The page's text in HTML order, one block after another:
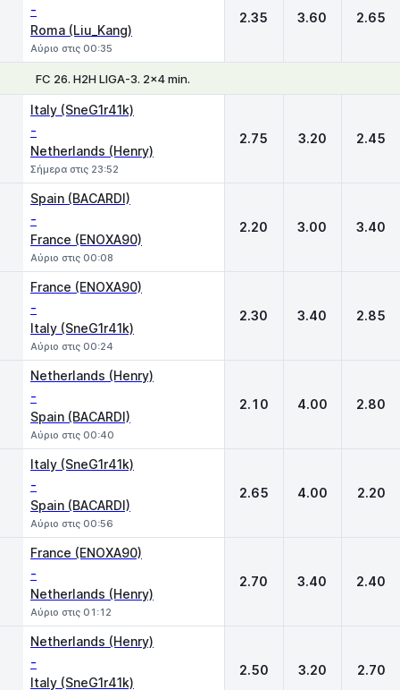
-
Roma (Liu_Kang)
Αύριο στις 00:35
2.35 3.60 2.65
FC 26. H2H LIGA-3. 2x4 min.
Italy (SneG1r41k)
-
Netherlands (Henry)
Σήμερα στις 23:52
2.75 3.20 2.45
Spain (BACARDI)
-
France (ENOXA90)
Αύριο στις 00:08
2.20 3.00 3.40
France (ENOXA90)
-
Italy (SneG1r41k)
Αύριο στις 00:24
2.30 3.40 2.85
Netherlands (Henry)
-
Spain (BACARDI)
Αύριο στις 00:40
2.10 4.00 2.80
Italy (SneG1r41k)
-
Spain (BACARDI)
Αύριο στις 00:56
2.65 4.00 2.20
France (ENOXA90)
-
Netherlands (Henry)
Αύριο στις 01:12
2.70 3.40 2.40
Netherlands (Henry)
-
Italy (SneG1r41k)
2.50 3.20 2.70